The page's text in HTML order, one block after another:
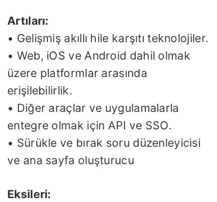
Artıları:
• Gelişmiş akıllı hile karşıtı teknolojiler.
• Web, iOS ve Android dahil olmak
üzere platformlar arasında
erişilebilirlik.
• Diğer araçlar ve uygulamalarla
entegre olmak için API ve SSO.
• Sürükle ve bırak soru düzenleyicisi
ve ana sayfa oluşturucu
Eksileri: